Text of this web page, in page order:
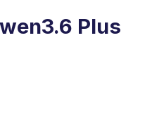
Plus